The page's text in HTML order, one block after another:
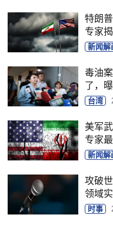
特朗
专家
新闻解
毒油
了，
台湾
美军
专家
新闻解
攻破
领域
时事